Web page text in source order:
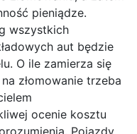
pieniądze.
wszystkich
aut będzie
O ile zamierza się
złomowanie trzeba
ocenie kosztu
Pojazdy